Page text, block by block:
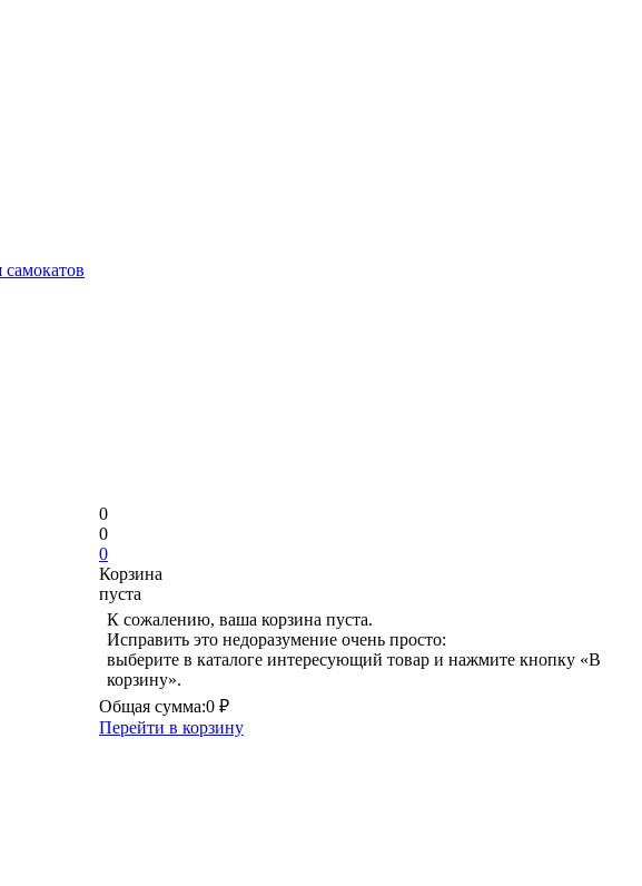
0
0
0
Корзина
пуста
К сожалению, ваша корзина пуста.
Исправить это недоразумение очень просто:
выберите в каталоге интересующий товар и нажмите кнопку «В
корзину».
Общая сумма:0 ₽
Перейти в корзину